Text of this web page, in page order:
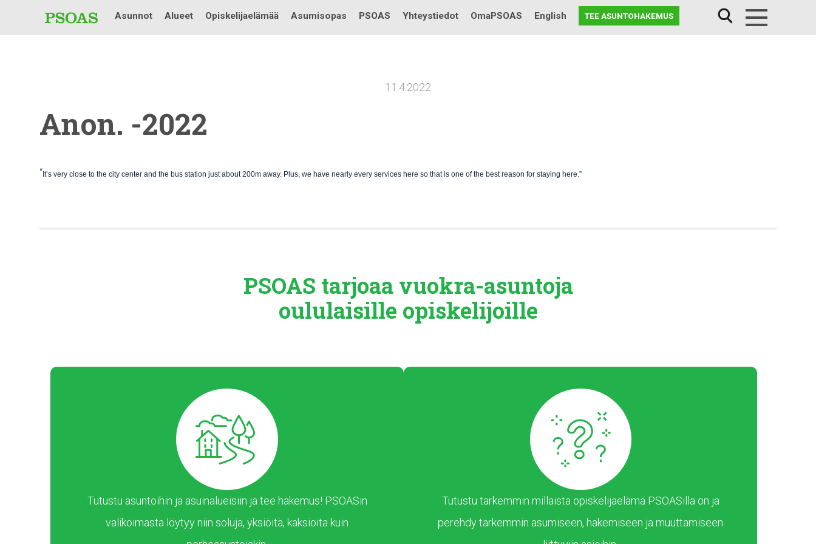
Testi
Asunnot Alueet Opiskelijaelämää Asumisopas PSOAS Yhteystiedot OmaPSOAS English TEE ASUNTOHAKEMUS
11.4.2022
Anon. -2022
“ It’s very close to the city center and the bus station just about 200m away. Plus, we have nearly every services here so that is one of the best reason for staying here.”
PSOAS tarjoaa vuokra-asuntoja
oululaisille opiskelijoille
Tutustu asuntoihin ja asuinalueisiin ja tee hakemus! PSOASin
valikoimasta löytyy niin soluja, yksiöitä, kaksioita kuin
Tutustu tarkemmin millaista opiskelijaelämä PSOASilla on ja
perehdy tarkemmin asumiseen, hakemiseen ja muuttamiseen